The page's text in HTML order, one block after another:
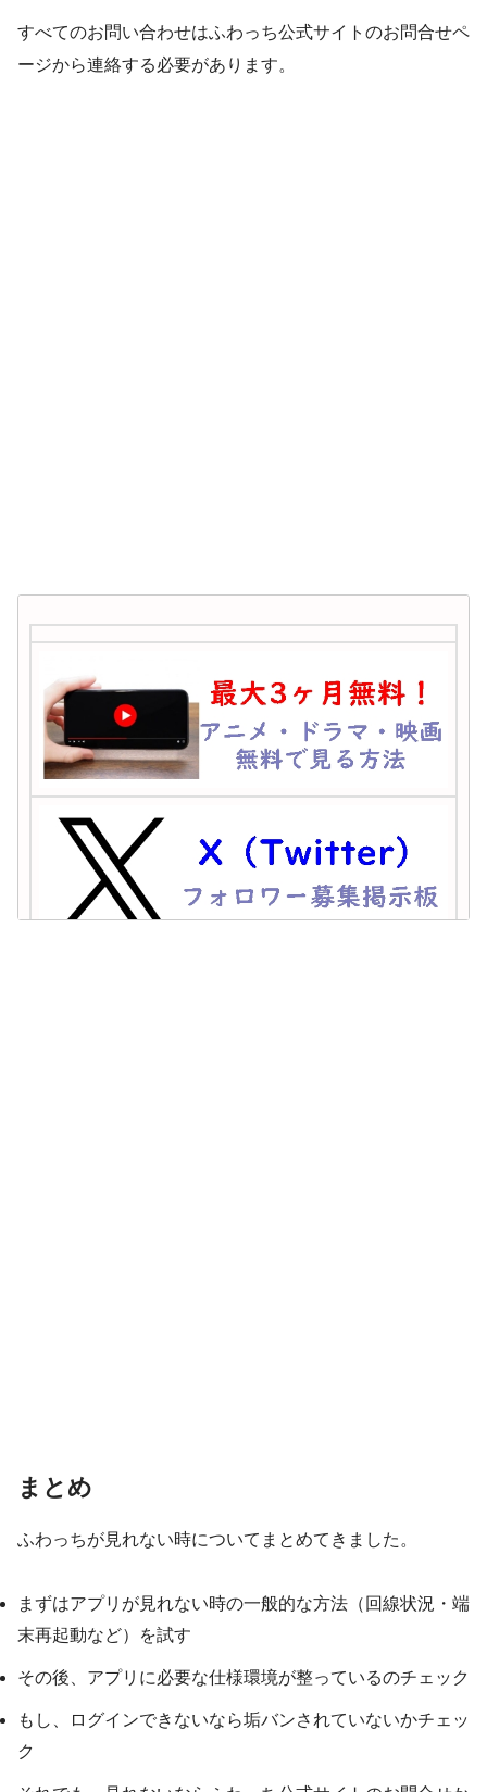
すべてのお問い合わせはふわっち公式サイトのお問合せペ
ージから連絡する必要があります。
まとめ
ふわっちが見れない時についてまとめてきました。
まずはアプリが見れない時の一般的な方法（回線状況・端
末再起動など）を試す
その後、アプリに必要な仕様環境が整っているのチェック
もし、ログインできないなら垢バンされていないかチェッ
ク